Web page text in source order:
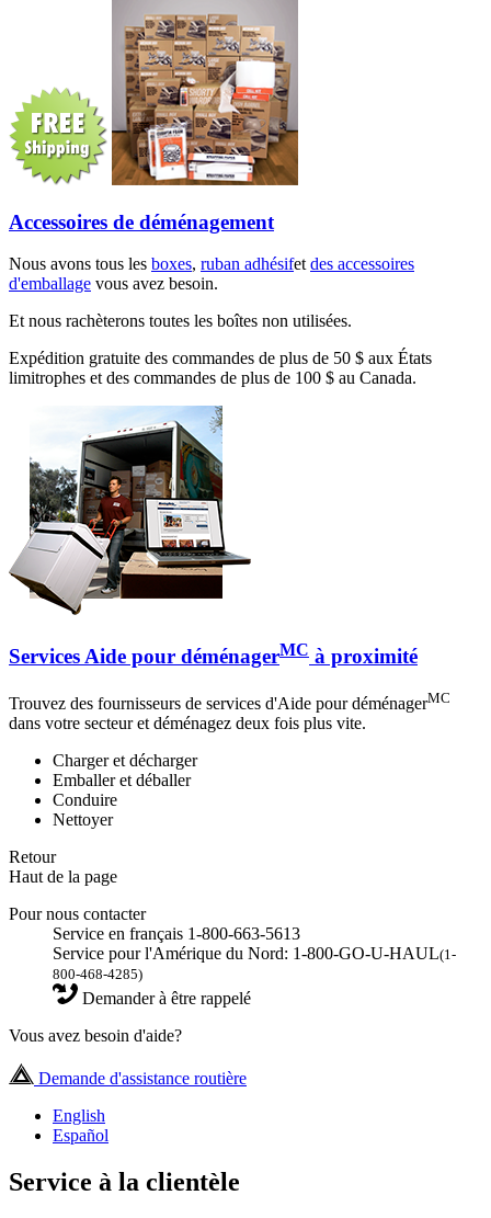
Accessoires de déménagement
Nous avons tous les boxes, ruban adhésifet des accessoires
d'emballage vous avez besoin.
Et nous rachèterons toutes les boîtes non utilisées.
Expédition gratuite des commandes de plus de 50 $ aux États
limitrophes et des commandes de plus de 100 $ au Canada.
Services Aide pour déménagerMC à proximité
Trouvez des fournisseurs de services d'Aide pour déménagerMC
dans votre secteur et déménagez deux fois plus vite.
Charger et décharger
Emballer et déballer
Conduire
Nettoyer
Retour
Haut de la page
Pour nous contacter
Service en français 1-800-663-5613
Service pour l'Amérique du Nord: 1-800-GO-U-HAUL(1-
800-468-4285)
Demander à être rappelé
Vous avez besoin d'aide?
Demande d'assistance routière
English
Español
Service à la clientèle